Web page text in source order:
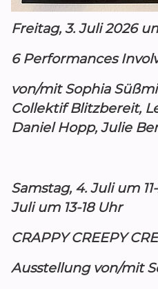
Freitag, 3. Juli 2026
6 Performances
von/mit Sophia
Collektif Blitzbereit,
Daniel Hopp, Julie
Samstag, 4. Juli um
Juli um 13-18 Uhr
CRAPPY CREEPY
Ausstellung von/mit